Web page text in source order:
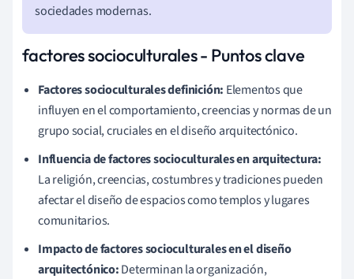
sociedades modernas.
factores socioculturales - Puntos clave
Factores socioculturales definición: Elementos que
influyen en el comportamiento, creencias y normas de un
grupo social, cruciales en el diseño arquitectónico.
Influencia de factores socioculturales en arquitectura:
La religión, creencias, costumbres y tradiciones pueden
afectar el diseño de espacios como templos y lugares
comunitarios.
Impacto de factores socioculturales en el diseño
arquitectónico:Determinan la organización,